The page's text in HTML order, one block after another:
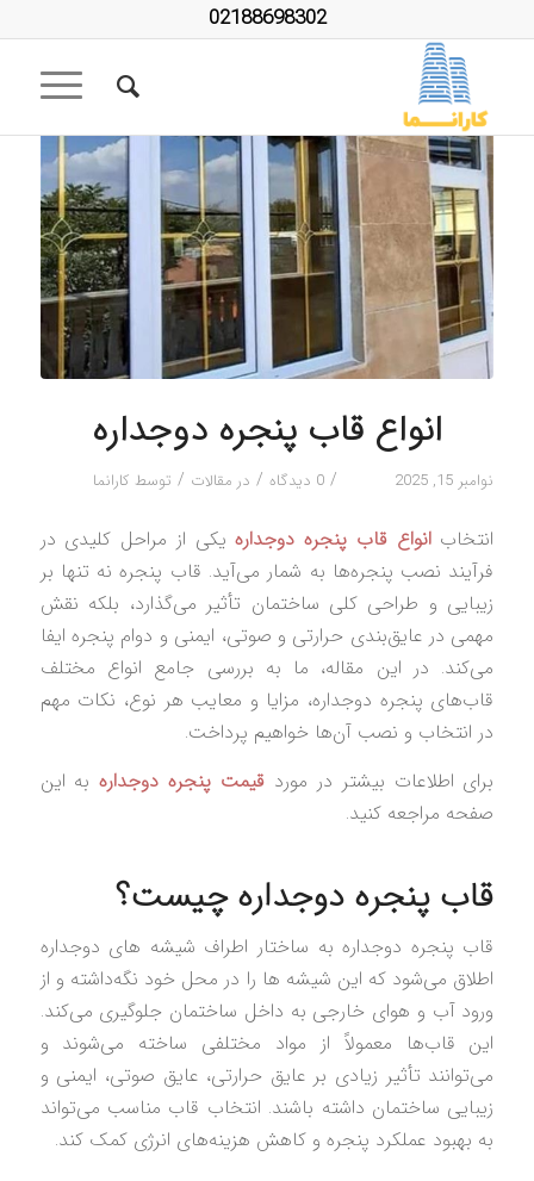
02188698302
انواع قاب پنجره دوجداره
نوامبر 15, 2025 / 0 دیدگاه / در مقالات / توسط کارانما
انتخابانواع قاب پنجره دوجدارهیکی از مراحل کلیدی در
فرآیند نصب پنجره‌ها به شمار می‌آید. قاب پنجره نه تنها بر
زیبایی و طراحی کلی ساختمان تأثیر می‌گذارد، بلکه نقش
مهمی در عایق‌بندی حرارتی و صوتی، ایمنی و دوام پنجره ایفا
می‌کند. در این مقاله، ما به بررسی جامع انواع مختلف
قاب‌های پنجره دوجداره، مزایا و معایب هر نوع، نکات مهم
در انتخاب و نصب آن‌ها خواهیم پرداخت.
برای اطلاعات بیشتر در مورد قیمت پنجره دوجداره به این
صفحه مراجعه کنید.
قاب پنجره دوجداره چیست؟
قاب پنجره دوجداره به ساختار اطراف شیشه‌ های دوجداره
اطلاق می‌شود که این شیشه‌ ها را در محل خود نگه‌داشته و از
ورود آب و هوای خارجی به داخل ساختمان جلوگیری می‌کند.
این قاب‌ها معمولاً از مواد مختلفی ساخته می‌شوند و
می‌توانند تأثیر زیادی بر عایق حرارتی، عایق صوتی، ایمنی و
زیبایی ساختمان داشته باشند. انتخاب قاب مناسب می‌تواند
به بهبود عملکرد پنجره و کاهش هزینه‌های انرژی کمک کند.